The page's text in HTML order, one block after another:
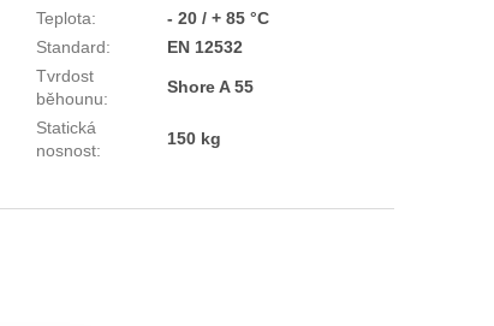
Teplota:
- 20 / + 85 °C
Standard:
EN 12532
Tvrdost
běhounu:
Shore A 55
Statická
nosnost:
150 kg